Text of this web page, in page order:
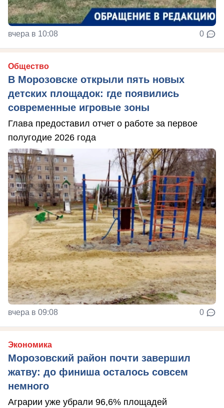
вчера в 10:08 0
Общество
В Морозовске открыли пять новых
детских площадок: где появились
современные игровые зоны
Глава предоставил отчет о работе за первое
полугодие 2026 года
вчера в 09:08 0
Экономика
Морозовский район почти завершил
жатву: до финиша осталось совсем
немного
Аграрии уже убрали 96,6% площадей